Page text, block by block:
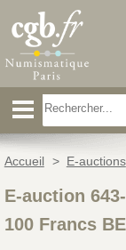
Accueil > E-auctions
E-auction
100 Francs